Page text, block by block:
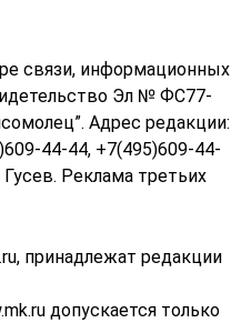
связи, информационных
Эл № ФС77-
Адрес редакции:
44-44, +7(495)609-44-
Реклама третьих
принадлежат редакции
допускается только